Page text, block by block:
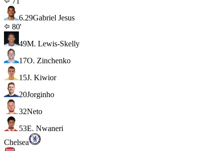
6.29Gabriel Jesus
80'
49M. Lewis-Skelly
17O. Zinchenko
15J. Kiwior
20Jorginho
32Neto
53E. Nwaneri
Chelsea